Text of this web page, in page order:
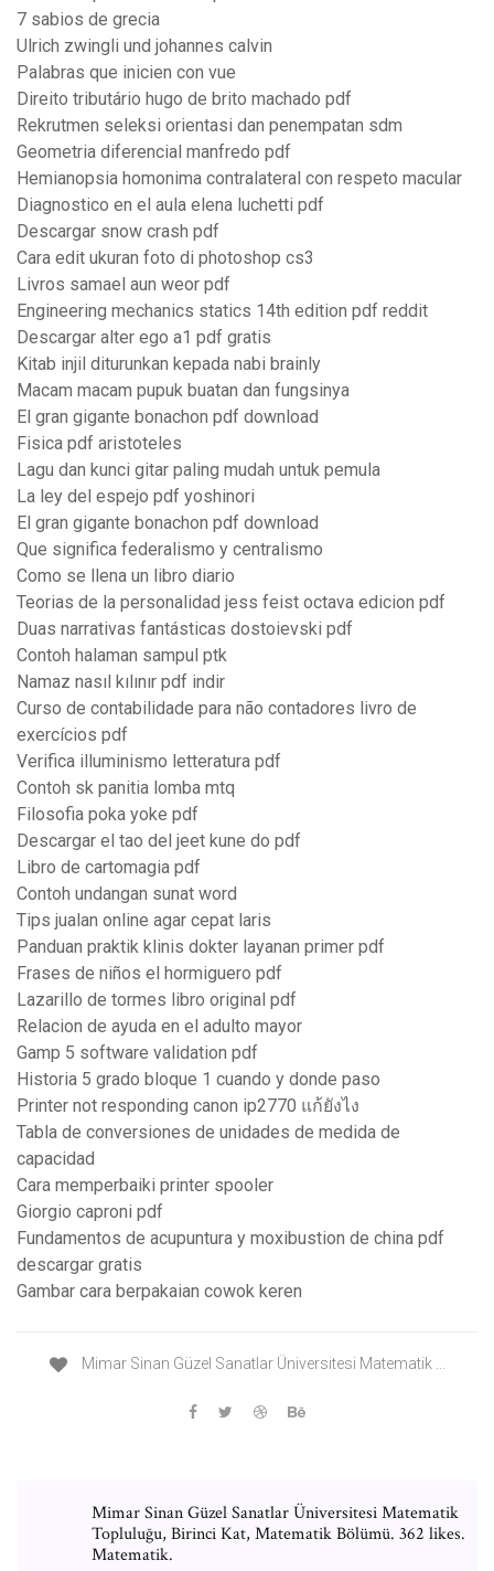
7 sabios de grecia
Ulrich zwingli und johannes calvin
Palabras que inicien con vue
Direito tributário hugo de brito machado pdf
Rekrutmen seleksi orientasi dan penempatan sdm
Geometria diferencial manfredo pdf
Hemianopsia homonima contralateral con respeto macular
Diagnostico en el aula elena luchetti pdf
Descargar snow crash pdf
Cara edit ukuran foto di photoshop cs3
Livros samael aun weor pdf
Engineering mechanics statics 14th edition pdf reddit
Descargar alter ego a1 pdf gratis
Kitab injil diturunkan kepada nabi brainly
Macam macam pupuk buatan dan fungsinya
El gran gigante bonachon pdf download
Fisica pdf aristoteles
Lagu dan kunci gitar paling mudah untuk pemula
La ley del espejo pdf yoshinori
El gran gigante bonachon pdf download
Que significa federalismo y centralismo
Como se llena un libro diario
Teorias de la personalidad jess feist octava edicion pdf
Duas narrativas fantásticas dostoievski pdf
Contoh halaman sampul ptk
Namaz nasıl kılınır pdf indir
Curso de contabilidade para não contadores livro de
exercícios pdf
Verifica illuminismo letteratura pdf
Contoh sk panitia lomba mtq
Filosofia poka yoke pdf
Descargar el tao del jeet kune do pdf
Libro de cartomagia pdf
Contoh undangan sunat word
Tips jualan online agar cepat laris
Panduan praktik klinis dokter layanan primer pdf
Frases de niños el hormiguero pdf
Lazarillo de tormes libro original pdf
Relacion de ayuda en el adulto mayor
Gamp 5 software validation pdf
Historia 5 grado bloque 1 cuando y donde paso
Printer not responding canon ip2770 แก้ยังไง
Tabla de conversiones de unidades de medida de
capacidad
Cara memperbaiki printer spooler
Giorgio caproni pdf
Fundamentos de acupuntura y moxibustion de china pdf
descargar gratis
Gambar cara berpakaian cowok keren
Mimar Sinan Güzel Sanatlar Üniversitesi Matematik ...
Mimar Sinan Güzel Sanatlar Üniversitesi Matematik
Topluluğu, Birinci Kat, Matematik Bölümü. 362 likes.
Matematik.